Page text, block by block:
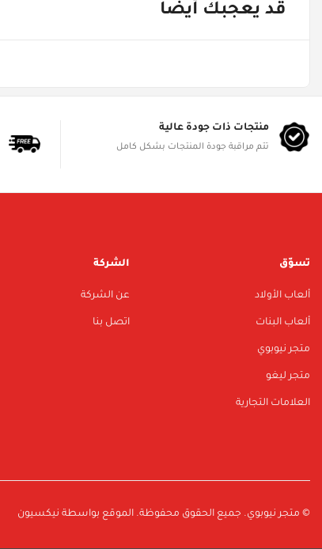
قد يعجبك أيضاً
منتجات ذات جودة عالية
تتم مراقبة جودة المنتجات بشكل كامل
تسوّق
ألعاب الأولاد
ألعاب البنات
متجر نيوبوي
متجر ليغو
العلامات التجارية
الشركة
عن الشركة
اتصل بنا
© متجر نيوبوي. جميع الحقوق محفوظة. الموقع بواسطة نيكسيون